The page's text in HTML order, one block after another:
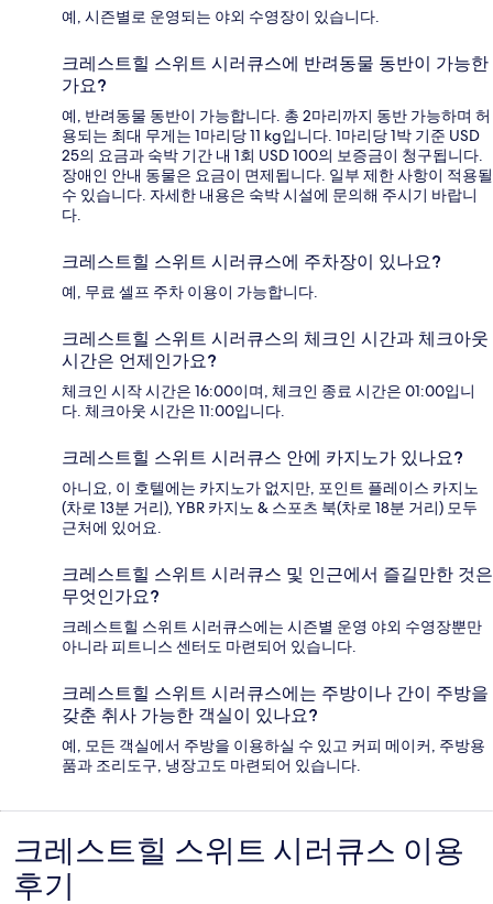
예, 시즌별로 운영되는 야외 수영장이 있습니다.
크레스트힐 스위트 시러큐스에 반려동물 동반이 가능한
가요?
예, 반려동물 동반이 가능합니다. 총 2마리까지 동반 가능하며 허
용되는 최대 무게는 1마리당 11 kg입니다. 1마리당 1박 기준 USD
25의 요금과 숙박 기간 내 1회 USD 100의 보증금이 청구됩니다.
장애인 안내 동물은 요금이 면제됩니다. 일부 제한 사항이 적용될
수 있습니다. 자세한 내용은 숙박 시설에 문의해 주시기 바랍니
다.
크레스트힐 스위트 시러큐스에 주차장이 있나요?
예, 무료 셀프 주차 이용이 가능합니다.
크레스트힐 스위트 시러큐스의 체크인 시간과 체크아웃
시간은 언제인가요?
체크인 시작 시간은 16:00이며, 체크인 종료 시간은 01:00입니
다. 체크아웃 시간은 11:00입니다.
크레스트힐 스위트 시러큐스 안에 카지노가 있나요?
아니요, 이 호텔에는 카지노가 없지만, 포인트 플레이스 카지노
(차로 13분 거리), YBR 카지노 & 스포츠 북(차로 18분 거리) 모두
근처에 있어요.
크레스트힐 스위트 시러큐스 및 인근에서 즐길만한 것은
무엇인가요?
크레스트힐 스위트 시러큐스에는 시즌별 운영 야외 수영장뿐만
아니라 피트니스 센터도 마련되어 있습니다.
크레스트힐 스위트 시러큐스에는 주방이나 간이 주방을
갖춘 취사 가능한 객실이 있나요?
예, 모든 객실에서 주방을 이용하실 수 있고 커피 메이커, 주방용
품과 조리도구, 냉장고도 마련되어 있습니다.
이
용
크레스트힐 스위트 시러큐스 이용
후기